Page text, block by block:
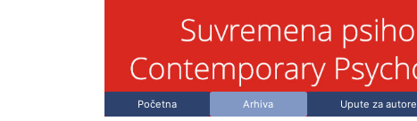
Početna Arhiva Upute za autore